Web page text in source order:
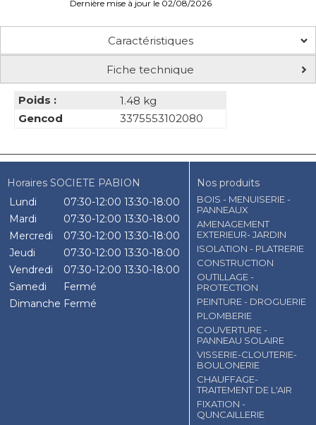
Dernière mise à jour le 02/08/2026
Caractéristiques
Fiche technique
Poids :
1.48 kg
Gencod
3375553102080
Horaires SOCIETE PABION
Lundi
07:30-12:00 13:30-18:00
Mardi
07:30-12:00 13:30-18:00
Mercredi
07:30-12:00 13:30-18:00
Jeudi
07:30-12:00 13:30-18:00
Vendredi
07:30-12:00 13:30-18:00
Samedi
Fermé
Dimanche Fermé
Nos produits
BOIS - MENUISERIE -
PANNEAUX
AMENAGEMENT
EXTERIEUR- JARDIN
ISOLATION - PLATRERIE
CONSTRUCTION
OUTILLAGE -
PROTECTION
PEINTURE - DROGUERIE
PLOMBERIE
COUVERTURE -
PANNEAU SOLAIRE
VISSERIE-CLOUTERIE-
BOULONERIE
CHAUFFAGE-
TRAITEMENT DE L'AIR
FIXATION -
QUNCAILLERIE